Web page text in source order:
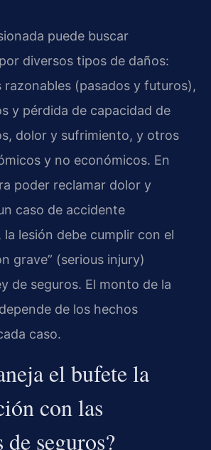
puede buscar
diversos tipos de daños:
razonables (pasados y futuros),
y pérdida de capacidad de
dolor y sufrimiento, y otros
y no económicos. En
poder reclamar dolor y
caso de accidente
lesión debe cumplir con el
grave” (serious injury)
de seguros. El monto de la
de los hechos
caso.
el bufete la
con las
seguros?